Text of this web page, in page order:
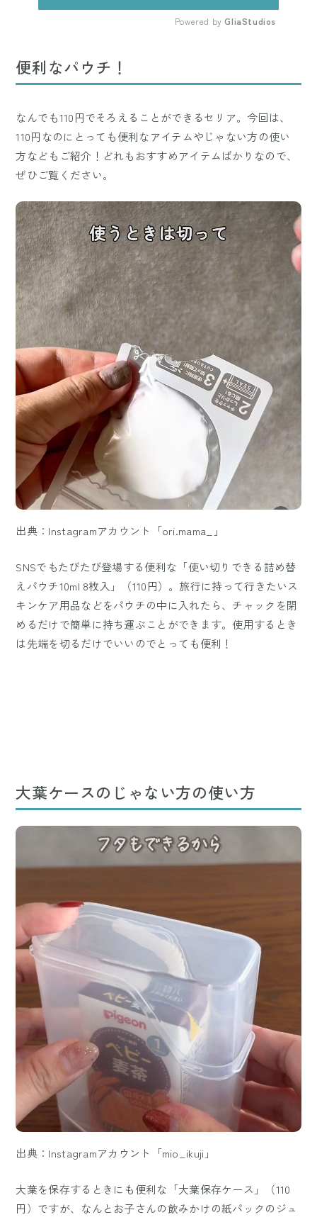
Powered by GliaStudios
便利なパウチ！
なんでも110円でそろえることができるセリア。今回は、
110円なのにとっても便利なアイテムやじゃない方の使い
方などもご紹介！どれもおすすめアイテムばかりなので、
ぜひご覧ください。
出典：Instagramアカウント「ori.mama_」
SNSでもたびたび登場する便利な「使い切りできる詰め替
えパウチ10ml 8枚入」（110円）。旅行に持って行きたいス
キンケア用品などをパウチの中に入れたら、チャックを閉
めるだけで簡単に持ち運ぶことができます。使用するとき
は先端を切るだけでいいのでとっても便利！
大葉ケースのじゃない方の使い方
出典：Instagramアカウント「mio_ikuji」
大葉を保存するときにも便利な「大葉保存ケース」（110
円）ですが、なんとお子さんの飲みかけの紙パックのジュ